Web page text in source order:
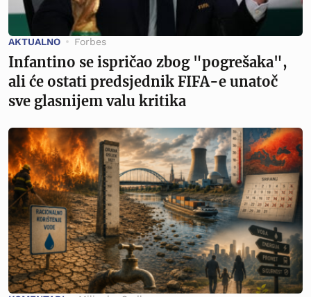
AKTUALNO Forbes
Infantino se ispričao zbog "pogrešaka",
ali će ostati predsjednik FIFA-e unatoč
sve glasnijem valu kritika